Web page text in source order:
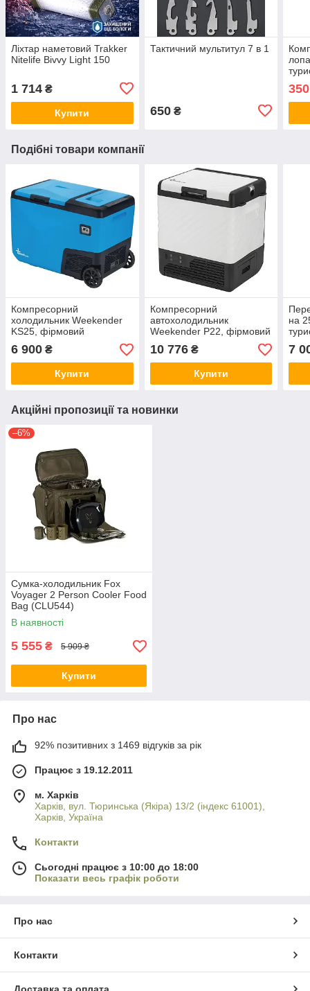
Ліхтар наметовий Trakker
Nitelife Bivvy Light 150
1 714 ₴
Купити
Тактичний мультитул 7 в 1
650₴
350
Подібні товари компанії
Компресорний
холодильник Weekender
KS25, фірмовий
автохолодильник
Weekender на 25л
6 900 ₴
Купити
Компресорний
автохолодильник
Weekender P22, фірмовий
автохолодильник на 22л
Weekender (Вікендер)
10 776₴
Купити
на
7
Акційні пропозиції та новинки
–6%
Сумка-холодильник Fox
Voyager 2 Person Cooler Food
Bag (CLU544)
В наявності
5 555 ₴ 5 909 ₴
Купити
Про нас
92% позитивних з 1469 відгуків за рік
Працює з 19.12.2011
м. Харків
Харків, вул. Тюринська (Якіра) 13/2 (індекс 61001),
Харків, Україна
Контакти
Сьогодні працює з 10:00 до 18:00
Показати весь графік роботи
Про нас
Контакти